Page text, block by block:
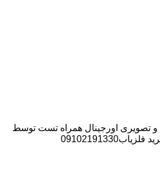
و تصویری اورجینال همراه تست توسط